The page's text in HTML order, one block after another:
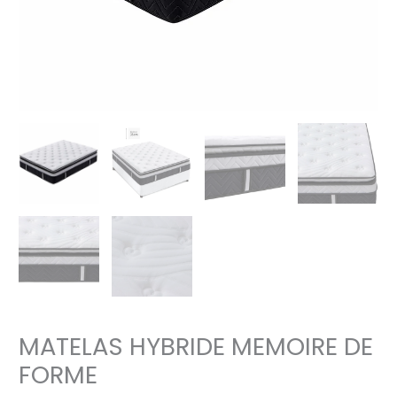
MATELAS HYBRIDE MEMOIRE DE
FORME